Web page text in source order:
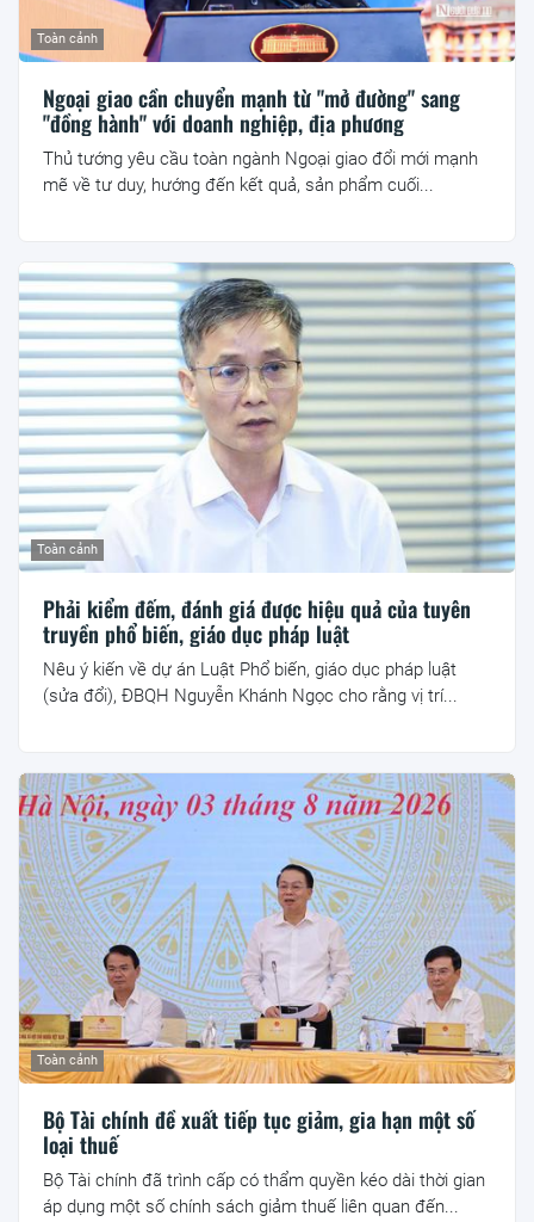
Ngoại giao cần chuyển mạnh từ "mở đường" sang
"đồng hành" với doanh nghiệp, địa phương
Toàn cảnh
Thủ tướng yêu cầu toàn ngành Ngoại giao đổi mới mạnh
mẽ về tư duy, hướng đến kết quả, sản phẩm cuối...
Phải kiểm đếm, đánh giá được hiệu quả của tuyên
truyền phổ biến, giáo dục pháp luật
Toàn cảnh
Nêu ý kiến về dự án Luật Phổ biến, giáo dục pháp luật
(sửa đổi), ĐBQH Nguyễn Khánh Ngọc cho rằng vị trí...
Bộ Tài chính đề xuất tiếp tục giảm, gia hạn một số
loại thuế
Toàn cảnh
Bộ Tài chính đã trình cấp có thẩm quyền kéo dài thời gian
áp dụng một số chính sách giảm thuế liên quan đến...